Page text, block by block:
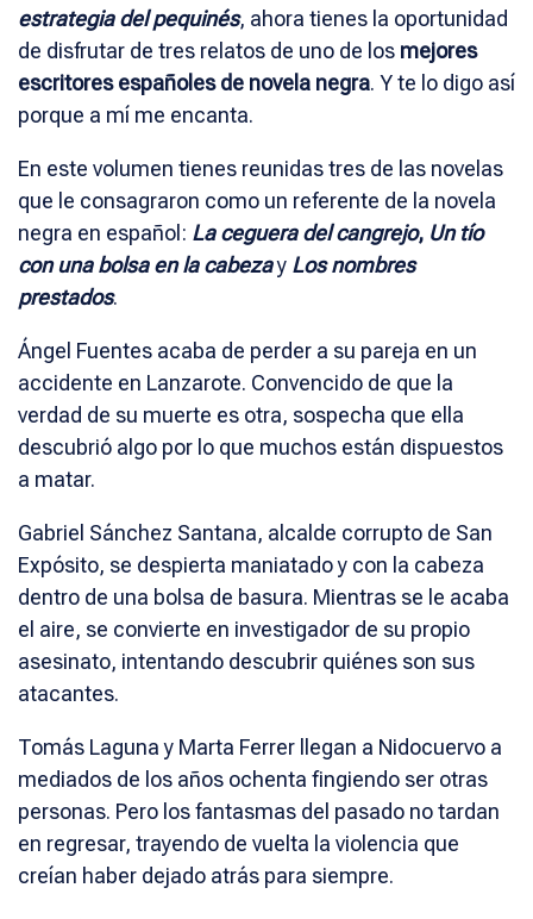
estrategia del pequinés, ahora tienes la oportunidad
de disfrutar de tres relatos de uno de los mejores
escritores españoles de novela negra. Y te lo digo así
porque a mí me encanta.
En este volumen tienes reunidas tres de las novelas
que le consagraron como un referente de la novela
negra en español: La ceguera del cangrejo, Un tío
con una bolsa en la cabezay Los nombres
prestados.
Ángel Fuentes acaba de perder a su pareja en un
accidente en Lanzarote. Convencido de que la
verdad de su muerte es otra, sospecha que ella
descubrió algo por lo que muchos están dispuestos
a matar.
Gabriel Sánchez Santana, alcalde corrupto de San
Expósito, se despierta maniatado y con la cabeza
dentro de una bolsa de basura. Mientras se le acaba
el aire, se convierte en investigador de su propio
asesinato, intentando descubrir quiénes son sus
atacantes.
Tomás Laguna y Marta Ferrer llegan a Nidocuervo a
mediados de los años ochenta fingiendo ser otras
personas. Pero los fantasmas del pasado no tardan
en regresar, trayendo de vuelta la violencia que
creían haber dejado atrás para siempre.